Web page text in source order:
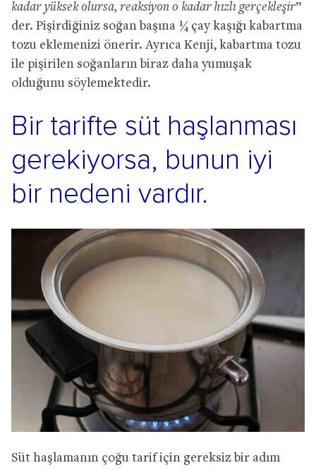
kadar yüksek olursa, reaksiyon o kadar hızlı gerçekleşir”
der. Pişirdiğiniz soğan başına ¼ çay kaşığı kabartma
tozu eklemenizi önerir. Ayrıca Kenji, kabartma tozu
ile pişirilen soğanların biraz daha yumuşak
olduğunu söylemektedir.
Bir tarifte süt haşlanması
gerekiyorsa, bunun iyi
bir nedeni vardır.
Süt haşlamanın çoğu tarif için gereksiz bir adım